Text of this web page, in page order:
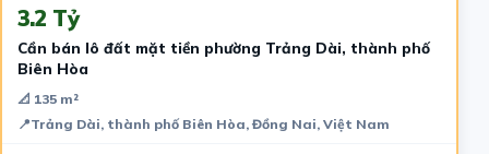
3.2 Tỷ
Cần bán lô đất mặt tiền phường Trảng Dài, thành phố
Biên Hòa
📐 135 m²
📍Trảng Dài, thành phố Biên Hòa, Đồng Nai, Việt Nam